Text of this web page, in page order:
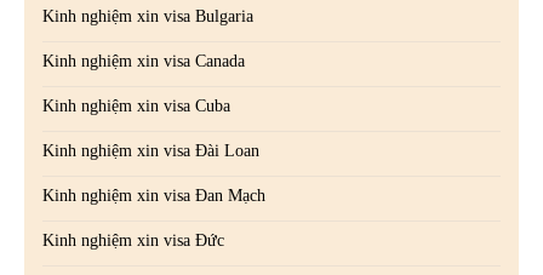
Kinh nghiệm xin visa Bulgaria
Kinh nghiệm xin visa Canada
Kinh nghiệm xin visa Cuba
Kinh nghiệm xin visa Đài Loan
Kinh nghiệm xin visa Đan Mạch
Kinh nghiệm xin visa Đức